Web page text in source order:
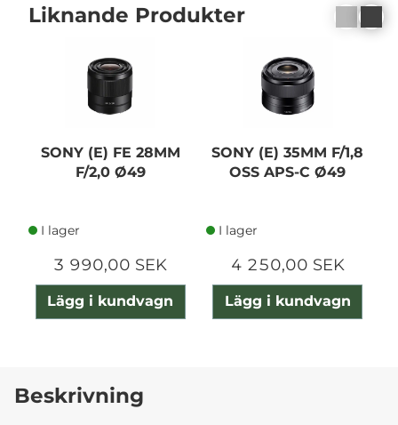
Liknande Produkter
SONY (E) FE 28MM
F/2,0 Ø49
I lager
3 990,00 SEK
Lägg i kundvagn
SONY (E) 35MM F/1,8
OSS APS-C Ø49
I lager
4 250,00 SEK
Lägg i kundvagn
Beskrivning